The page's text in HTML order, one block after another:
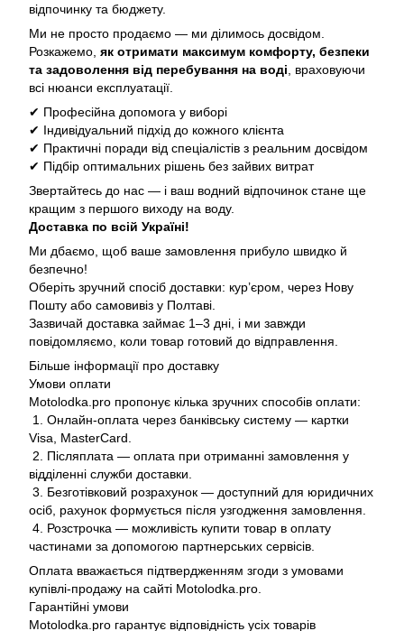
відпочинку та бюджету.
Ми не просто продаємо — ми ділимось досвідом.
Розкажемо, як отримати максимум комфорту, безпеки
та задоволення від перебування на воді , враховуючи
всі нюанси експлуатації.
✔ Професійна допомога у виборі
✔ Індивідуальний підхід до кожного клієнта
✔ Практичні поради від спеціалістів з реальним досвідом
✔ Підбір оптимальних рішень без зайвих витрат
Звертайтесь до нас — і ваш водний відпочинок стане ще
кращим з першого виходу на воду.
Доставка по всій Україні!
Ми дбаємо, щоб ваше замовлення прибуло швидко й
безпечно!
Оберіть зручний спосіб доставки: кур’єром, через Нову
Пошту або самовивіз у Полтаві.
Зазвичай доставка займає 1–3 дні, і ми завжди
повідомляємо, коли товар готовий до відправлення.
Більше інформації про доставку
Умови оплати
Motolodka.pro пропонує кілька зручних способів оплати:
1. Онлайн-оплата через банківську систему — картки
Visa, MasterCard.
2. Післяплата — оплата при отриманні замовлення у
відділенні служби доставки.
3. Безготівковий розрахунок — доступний для юридичних
осіб, рахунок формується після узгодження замовлення.
4. Розстрочка — можливість купити товар в оплату
частинами за допомогою партнерських сервісів.
Оплата вважається підтвердженням згоди з умовами
купівлі-продажу на сайті Motolodka.pro.
Гарантійні умови
Motolodka.pro гарантує відповідність усіх товарів